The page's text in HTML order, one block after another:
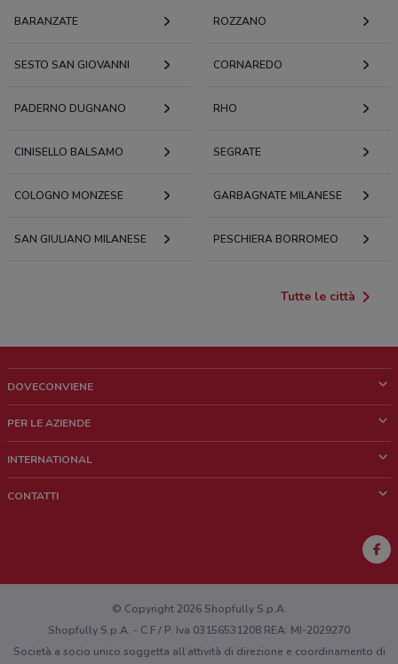
BARANZATE ROZZANO
SESTO SAN GIOVANNI CORNAREDO
PADERNO DUGNANO RHO
CINISELLO BALSAMO SEGRATE
COLOGNO MONZESE GARBAGNATE MILANESE
SAN GIULIANO MILANESE PESCHIERA BORROMEO
Tutte le città
DOVECONVIENE
Chi siamo
Lavora con noi
PER LE AZIENDE
Richieste commerciali e marketing
INTERNATIONAL
CONTATTI
Hai un malfunzionamento sul web o sull'app?
© Copyright 2026 Shopfully S.p.A.
Shopfully S.p.A. - C.F / P. Iva 03156531208 REA: MI-2029270
Società a socio unico soggetta all’attività di direzione e coordinamento di